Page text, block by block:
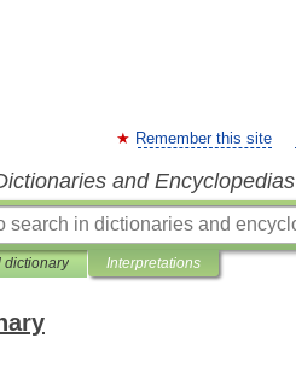
Remember this site
and Encyclopedias
dictionary Interpretations